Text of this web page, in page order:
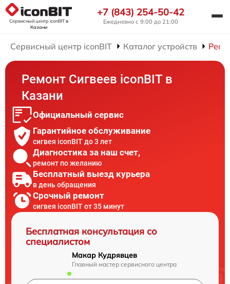
Сервисный центр iconBITв
Казани
+7 (843) 254-50-42
Ежедневно с 9:00 до 21:00
Сервисный центр iconBIT Каталог устройств
Ремонт Сигвеев iconBIT в
Казани
Официальный сервис
Гарантийное обслуживание
сигвея iconBIT до 3 лет
Диагностика за наш счет,
ремонт по желанию
Бесплатный выезд курьера
в день обращения
Срочный ремонт
сигвея iconBIT от 35 минут
Бесплатная консультация со
специалистом
Макар Кудрявцев
Главный мастер сервисного центра